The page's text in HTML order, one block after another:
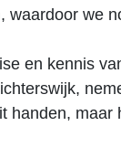
waardoor we
en kennis
handen, maar